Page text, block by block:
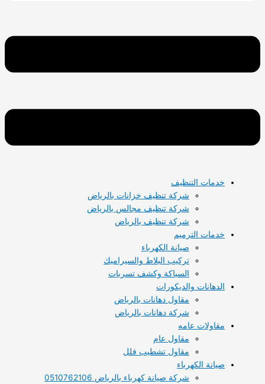
خدمات التنظيف
شركة تنظيف خزانات بالرياض
شركة تنظيف مجالس بالرياض
شركة تنظيف بالرياض
خدمات الترميم
صيانة الكهرباء
تركيب البلاط والسيراميك
السباكة وكشف تسربات
الدهانات والديكورات
مقاول دهانات بالرياض
شركة دهانات بالرياض
مقاولات عامه
مقاول عام
مقاول تشطيب فلل
صيانة الكهرباء
شركة صيانة كهرباء بالرياض 0510762106